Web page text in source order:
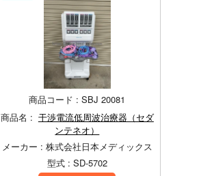
商品コード : SBJ 20081
商品名 : 干渉電流低周波治療器（セダ
ンテネオ）
メーカー : 株式会社日本メディックス
型式 : SD-5702